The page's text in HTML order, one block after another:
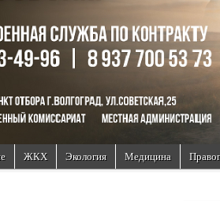
ЖКХ Экология Медицина